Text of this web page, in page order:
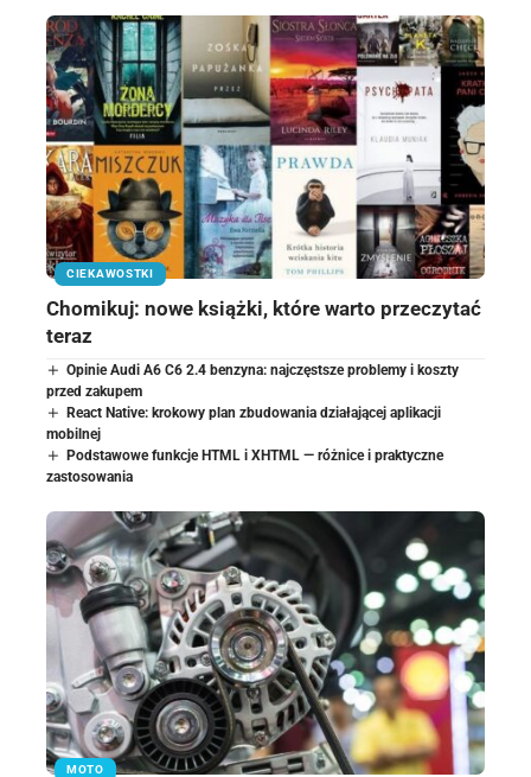
CIEKAWOSTKI
Chomikuj: nowe książki, które warto przeczytać
teraz
Opinie Audi A6 C6 2.4 benzyna: najczęstsze problemy i koszty
przed zakupem
React Native: krokowy plan zbudowania działającej aplikacji
mobilnej
Podstawowe funkcje HTML i XHTML — różnice i praktyczne
zastosowania
MOTO